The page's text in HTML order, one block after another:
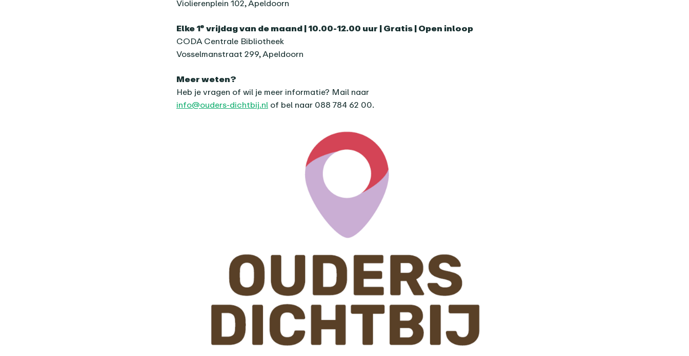
Violierenplein 102, Apeldoorn
Elke 1e vrijdag van de maand | 10.00-12.00 uur | Gratis | Open inloop
CODA Centrale Bibliotheek
Vosselmanstraat 299, Apeldoorn
Meer weten?
Heb je vragen of wil je meer informatie? Mail naar
info@ouders-dichtbij.nl of bel naar 088 784 62 00.